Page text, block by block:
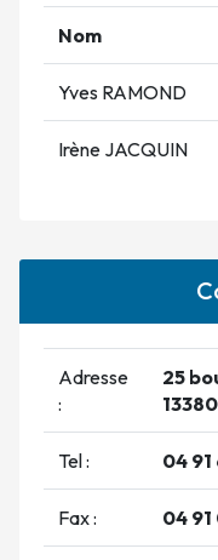
Nom
Yves RAMOND
Irène JACQUIN
Adresse
:
25
Tel : 04 91
Fax : 04 91